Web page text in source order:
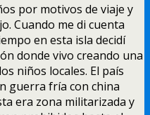
por motivos de viaje y
Cuando me di cuenta
en esta isla decidí
donde vivo creando una
niños locales. El país
guerra fría con china
era zona militarizada y